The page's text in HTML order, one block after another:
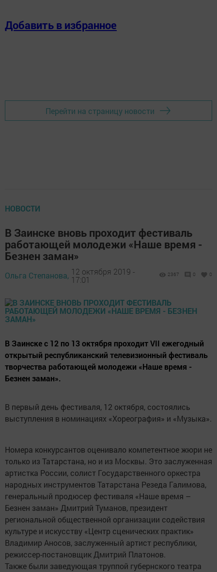
Добавить в избранное
Перейти на страницу новости
НОВОСТИ
В Заинске вновь проходит фестиваль
работающей молодежи «Наше время -
Безнен заман»
Ольга Степанова, 12 октября 2019 -
17:01
2367 0 0
В Заинске с 12 по 13 октября проходит VII ежегодный
открытый республиканский телевизионный фестиваль
творчества работающей молодежи «Наше время -
Безнен заман».
В первый день фестиваля, 12 октября, состоялись
выступления в номинациях «Хореография» и «Музыка».
Номера конкурсантов оценивало компетентное жюри не
только из Татарстана, но и из Москвы. Это заслуженная
артистка России, солист Государственного оркестра
народных инструментов Татарстана Резеда Галимова,
генеральный продюсер фестиваля «Наше время –
Безнен заман» Дмитрий Туманов, президент
региональной общественной организации содействия
культуре и искусству «Центр сценических практик»
Владимир Аносов, заслуженный артист республики,
режиссер-постановщик Дмитрий Платонов.
Также были заведующая труппой губернского театра